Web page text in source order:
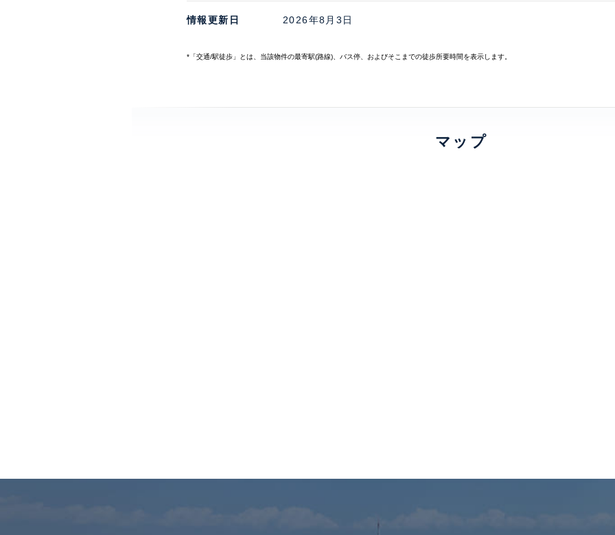
情報更新日 2026年8月3日
*「交通/駅徒歩」とは、当該物件の最寄駅(路線)、バス停、およびそこまでの徒歩所要時間を表示します。
マップ